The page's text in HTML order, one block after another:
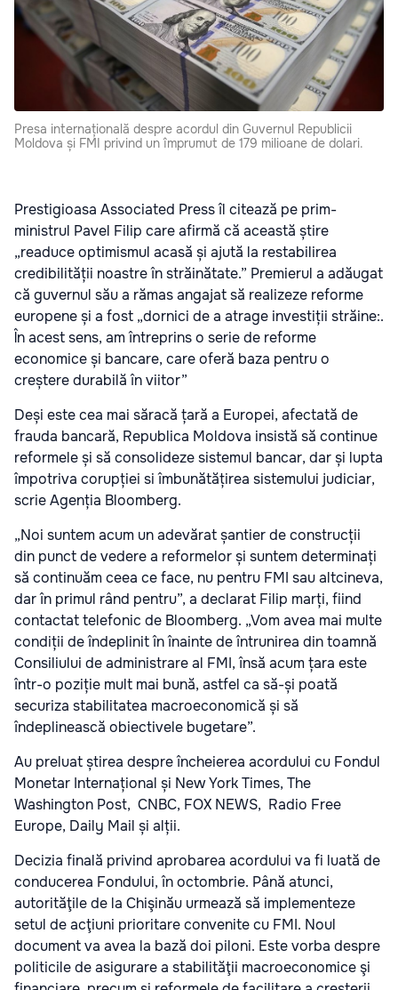
Presa internațională despre acordul din Guvernul Republicii
Moldova și FMI privind un împrumut de 179 milioane de dolari.
Prestigioasa Associated Press îl citează pe prim-
ministrul Pavel Filip care afirmă că această știre
„readuce optimismul acasă și ajută la restabilirea
credibilității noastre în străinătate.” Premierul a adăugat
că guvernul său a rămas angajat să realizeze reforme
europene și a fost „dornici de a atrage investiții străine:.
În acest sens, am întreprins o serie de reforme
economice și bancare, care oferă baza pentru o
creștere durabilă în viitor”
Deși este cea mai săracă țară a Europei, afectată de
frauda bancară, Republica Moldova insistă să continue
reformele și să consolideze sistemul bancar, dar și lupta
împotriva corupției si îmbunătățirea sistemului judiciar,
scrie Agenția Bloomberg.
„Noi suntem acum un adevărat șantier de construcții
din punct de vedere a reformelor și suntem determinați
să continuăm ceea ce face, nu pentru FMI sau altcineva,
dar în primul rând pentru”, a declarat Filip marți, fiind
contactat telefonic de Bloomberg. „Vom avea mai multe
condiții de îndeplinit în înainte de întrunirea din toamnă
Consiliului de administrare al FMI, însă acum țara este
într-o poziție mult mai bună, astfel ca să-și poată
securiza stabilitatea macroeconomică și să
îndeplinească obiectivele bugetare”.
Au preluat știrea despre încheierea acordului cu Fondul
Monetar Internațional și New York Times, The
Washington Post, CNBC, FOX NEWS, Radio Free
Europe, Daily Mail și alții.
Decizia finală privind aprobarea acordului va fi luată de
conducerea Fondului, în octombrie. Până atunci,
autorităţile de la Chişinău urmează să implementeze
setul de acţiuni prioritare convenite cu FMI. Noul
document va avea la bază doi piloni. Este vorba despre
politicile de asigurare a stabilităţii macroeconomice şi